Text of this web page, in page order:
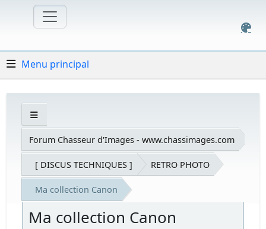
Menu principal
Forum Chasseur d'Images - www.chassimages.com
[ DISCUS TECHNIQUES ] RETRO PHOTO
Ma collection Canon
Ma collection Canon